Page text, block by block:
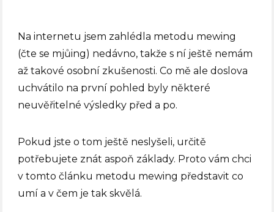
Na internetu jsem zahlédla metodu mewing
(čte se mjůing) nedávno, takže s ní ještě nemám
až takové osobní zkušenosti. Co mě ale doslova
uchvátilo na první pohled byly některé
neuvěřitelné výsledky před a po.
Pokud jste o tom ještě neslyšeli, určitě
potřebujete znát aspoň základy. Proto vám chci
v tomto článku metodu mewing představit co
umí a v čem je tak skvělá.